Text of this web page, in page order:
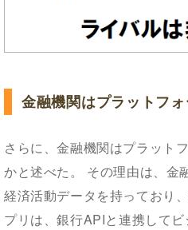
金融機関はプラットフ
さらに、金融機関はプラット
かと述べた。 その理由は、金
経済活動データを持っており
プリは、銀行APIと連携して